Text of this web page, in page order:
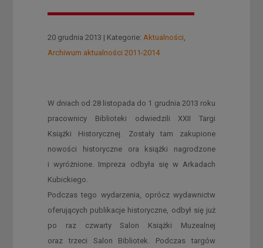
20 grudnia 2013 | Kategorie: Aktualności
Archiwum aktualności 2011-2014
W dniach od 28 listopada do 1 grudnia 2013 roku
pracownicy Biblioteki odwiedzili XXII Targi
Książki Historycznej. Zostały tam zakupione
nowości historyczne ora książki nagrodzone
i wyróżnione. Impreza odbyła się w Arkadach
Kubickiego.
Podczas tego wydarzenia, oprócz wydawnictw
oferujących publikacje historyczne, odbył się już
po raz czwarty Salon Książki Muzealnej
oraz trzeci Salon Bibliotek. Podczas targów